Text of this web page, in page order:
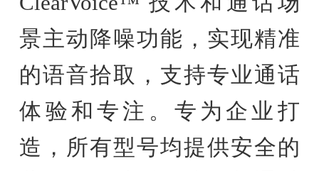
景主动降噪功能，实现精准
的语音拾取，支持专业通话
体验和专注。专为企业打
造，所有型号均提供安全的